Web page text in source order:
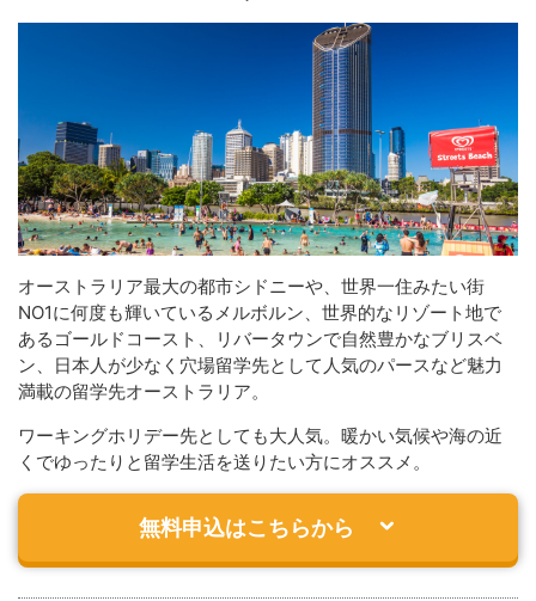
オーストラリア最大の都市シドニーや、世界一住みたい街
NO1に何度も輝いているメルボルン、世界的なリゾート地で
あるゴールドコースト、リバータウンで自然豊かなブリスベ
ン、日本人が少なく穴場留学先として人気のパースなど魅力
満載の留学先オーストラリア。
ワーキングホリデー先としても大人気。暖かい気候や海の近
くでゆったりと留学生活を送りたい方にオススメ。
無料申込はこちらから